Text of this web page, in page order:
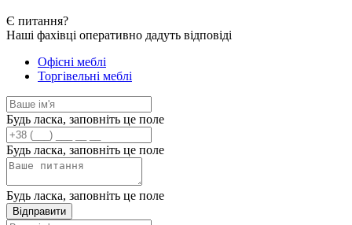
Є питання?
Наші фахівці оперативно дадуть відповіді
Офісні меблі
Торгівельні меблі
Будь ласка, заповніть це поле
Будь ласка, заповніть це поле
Будь ласка, заповніть це поле
Відправити